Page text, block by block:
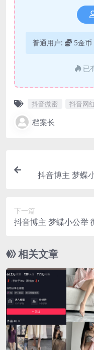
普通用户: 5金币
已
抖音微密 抖音网
档案长
抖音博主 梦蝶小公举
下一篇
抖音博主 梦蝶小公举 微密圈作品
相关文章